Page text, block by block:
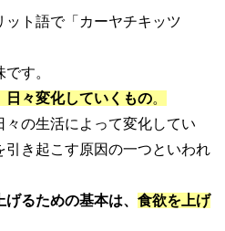
ト語で「カーヤチキッツ
す。
日々変化していくもの。
の生活によって変化してい
引き起こす原因の一つといわれ
るための基本は、 食欲を上げ